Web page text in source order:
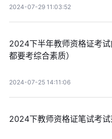
2024-07-29 11:03:52
2024下半年教师资格证考
都要考综合素质）
2024-07-25 14:11:06
2024下教师资格证笔试考